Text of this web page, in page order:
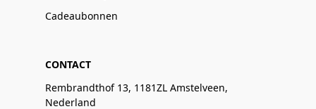
Cadeaubonnen
CONTACT
Rembrandthof 13, 1181ZL Amstelveen,
Nederland